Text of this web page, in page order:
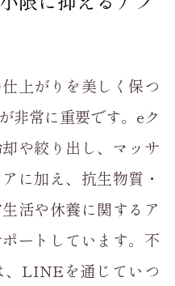
上がりを美しく保つ
非常に重要です。eク
や絞り出し、マッサ
に加え、抗生物質・
活や休養に関するア
ートしています。不
、LINEを通じていつ